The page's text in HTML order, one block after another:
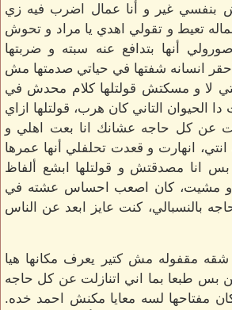
غير و أنا عمال اضرب فيه زي
تعيط و تقولي اهدي يا مراد و تحوش
أنها بتدافع عنه سبته و ضربتها
أحقر انسانه شفتها في حياتي صدمتها مش
لا و مسكتش قولتلها كلام محدش في
دا الحيوان التاني كان هرب، قولتلها ازاي
عن كل حاجه عشانك انا بعت اهلي و
انتي، انهارت و قعدت تحلفلي أنها عمرها
انا مصدقتش و قولتلها ابشع ألفاظ
و مشيت، كان اصعب احساس عشته في
بالنسبالي، كنت عايز ابعد عن الناس
شقه مقفوله مش كتير يعرف مكانها هيا
بس طبعا بما اني اتنازلت عن كل حاجه
مفتاحها لسه معايا مكنش احمد خده.